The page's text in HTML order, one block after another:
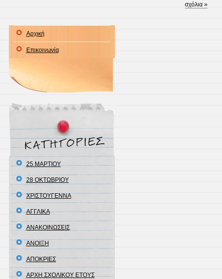
σχόλια »
Αρχική
Επικοινωνία
25 ΜΑΡΤΙΟΥ
28 ΟΚΤΩΒΡΙΟΥ
XΡΙΣΤΟΥΓΕΝΝΑ
ΑΓΓΛΙΚΑ
ΑΝΑΚΟΙΝΩΣΕΙΣ
ΑΝΟΙΞΗ
ΑΠΟΚΡΙΕΣ
ΑΡΧΗ ΣΧΟΛΙΚΟΥ ΕΤΟΥΣ